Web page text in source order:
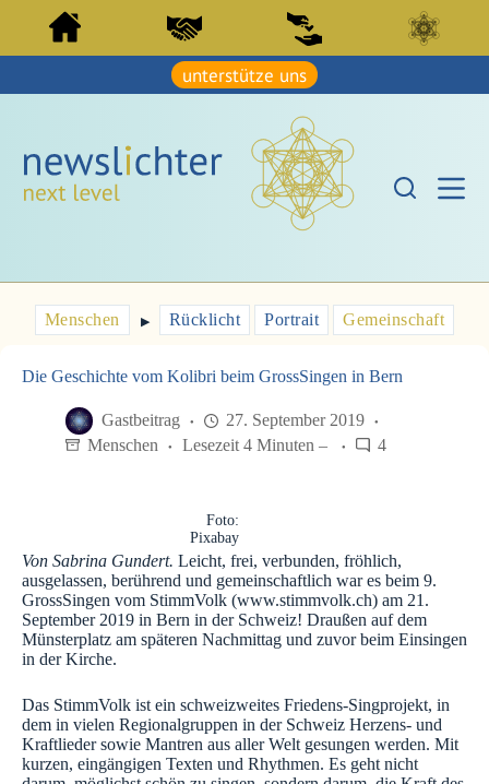
m
n
l
t
s
g
unterstütze uns
Menschen ▶︎ Rücklicht Portrait Gemeinschaft
Die Geschichte vom Kolibri beim GrossSingen in Bern
Gastbeitrag
27. September 2019
Menschen
Lesezeit 4 Minuten – 4
Foto:
Pixabay
Von Sabrina Gundert. Leicht, frei, verbunden, fröhlich,
ausgelassen, berührend und gemeinschaftlich war es beim 9.
GrossSingen vom StimmVolk (www.stimmvolk.ch) am 21.
September 2019 in Bern in der Schweiz! Draußen auf dem
Münsterplatz am späteren Nachmittag und zuvor beim Einsingen
in der Kirche.
Das StimmVolk ist ein schweizweites Friedens-Singprojekt, in
dem in vielen Regionalgruppen in der Schweiz Herzens- und
Kraftlieder sowie Mantren aus aller Welt gesungen werden. Mit
kurzen, eingängigen Texten und Rhythmen. Es geht nicht